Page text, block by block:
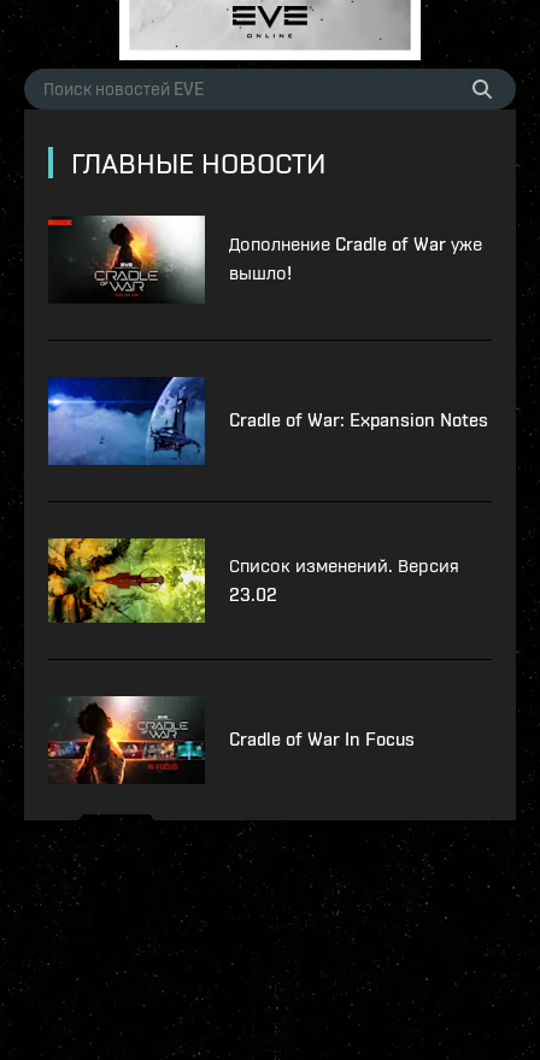
ГЛАВНЫЕ НОВОСТИ
Дополнение Cradle of War уже
вышло!
Cradle of War: Expansion Notes
Список изменений. Версия
23.02
Cradle of War In Focus